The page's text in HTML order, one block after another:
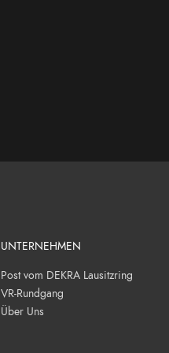
UNTERNEHMEN
Post vom DEKRA Lausitzring
VR-Rundgang
Über Uns